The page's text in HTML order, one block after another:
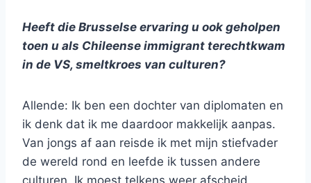
Heeft die Brusselse ervaring u ook geholpen
toen u als Chileense immigrant terechtkwam
in de VS, smeltkroes van culturen?
Allende: Ik ben een dochter van diplomaten en
ik denk dat ik me daardoor makkelijk aanpas.
Van jongs af aan reisde ik met mijn stiefvader
de wereld rond en leefde ik tussen andere